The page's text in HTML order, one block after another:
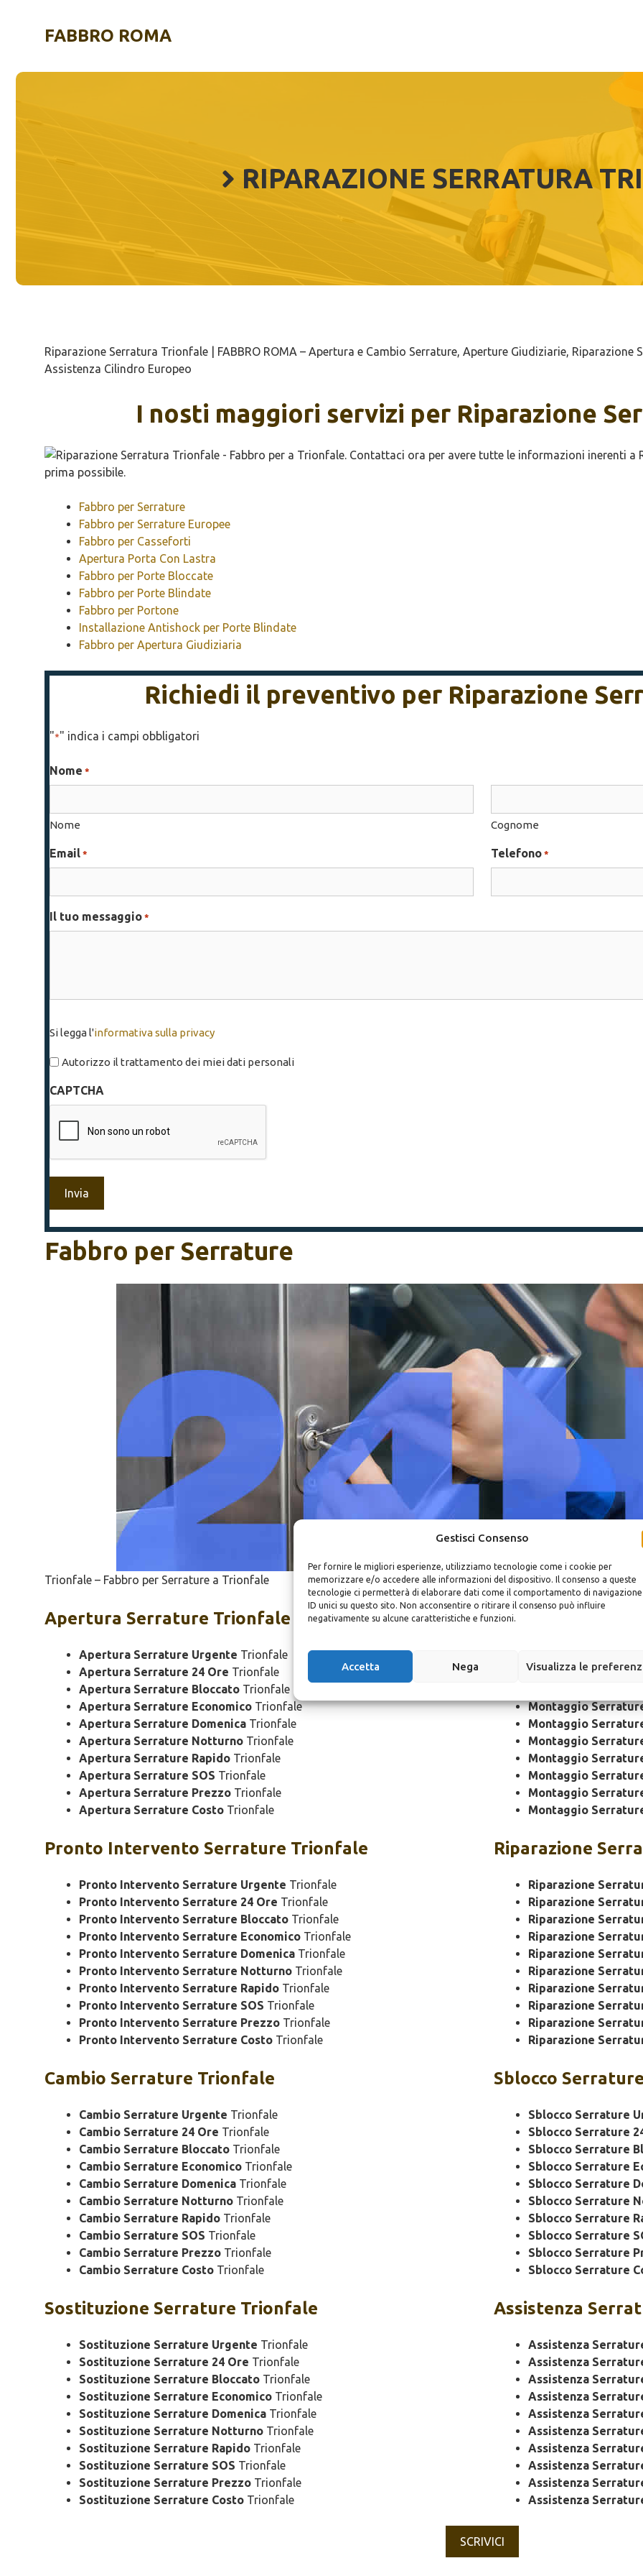
Gestisci Consenso
Per fornire le migliori esperienze, utilizziamo tecnologie come i cookie per
memorizzare e/o accedere alle informazioni del dispositivo. Il consenso a queste
tecnologie ci permetterà di elaborare dati come il comportamento di
ID unici su questo sito. Non acconsentire o ritirare il consenso può influire
negativamente su alcune caratteristiche e funzioni.
Accetta Nega Visualizza le
contenutoFABBRO ROMA
RIPARAZIONE SERRATURA
Riparazione Serratura Trionfale | FABBRO ROMA – Apertura e Cambio Serrature, Aperture Giudiziarie,
Assistenza Cilindro Europeo
I nosti maggiori servizi per Riparazione
Fabbro per Serrature
Fabbro per Serrature Europee
Fabbro per Casseforti
Apertura Porta Con Lastra
Fabbro per Porte Bloccate
Fabbro per Porte Blindate
Fabbro per Portone
Installazione Antishock per Porte Blindate
Fabbro per Apertura Giudiziaria
Richiedi il preventivo per Riparazione
"*" indica i campi obbligatori
Nome *
Nome Cognome
Email * Telefono *
Il tuo messaggio *
legga
l'informativa
privacy
Si legga l'informativa sulla privacy
Autorizzo il trattamento dei miei dati personali
CAPTCHA
Fabbro per Serrature
Trionfale – Fabbro per Serrature a Trionfale
Apertura Serrature Trionfale
Apertura Serrature Urgente Trionfale
Apertura Serrature 24 Ore Trionfale
Apertura Serrature Bloccato Trionfale
Apertura Serrature Economico Trionfale
Apertura Serrature Domenica Trionfale
Apertura Serrature Notturno Trionfale
Apertura Serrature Rapido Trionfale
Apertura Serrature SOS Trionfale
Apertura Serrature Prezzo Trionfale
Apertura Serrature Costo Trionfale
Pronto Intervento Serrature Trionfale
Pronto Intervento Serrature Urgente Trionfale
Pronto Intervento Serrature 24 Ore Trionfale
Pronto Intervento Serrature Bloccato Trionfale
Pronto Intervento Serrature Economico Trionfale
Pronto Intervento Serrature Domenica Trionfale
Pronto Intervento Serrature Notturno Trionfale
Pronto Intervento Serrature Rapido Trionfale
Pronto Intervento Serrature SOS Trionfale
Pronto Intervento Serrature Prezzo Trionfale
Pronto Intervento Serrature Costo Trionfale
Cambio Serrature Trionfale
Cambio Serrature Urgente Trionfale
Cambio Serrature 24 Ore Trionfale
Cambio Serrature Bloccato Trionfale
Cambio Serrature Economico Trionfale
Cambio Serrature Domenica Trionfale
Cambio Serrature Notturno Trionfale
Cambio Serrature Rapido Trionfale
Cambio Serrature SOS Trionfale
Cambio Serrature Prezzo Trionfale
Cambio Serrature Costo Trionfale
Sostituzione Serrature Trionfale
Sostituzione Serrature Urgente Trionfale
Sostituzione Serrature 24 Ore Trionfale
Sostituzione Serrature Bloccato Trionfale
Sostituzione Serrature Economico Trionfale
Sostituzione Serrature Domenica Trionfale
Sostituzione Serrature Notturno Trionfale
Sostituzione Serrature Rapido Trionfale
Sostituzione Serrature SOS Trionfale
Sostituzione Serrature Prezzo Trionfale
Sostituzione Serrature Costo Trionfale
Montaggio
Montaggio
Montaggio
Montaggio
Montaggio
Montaggio
Montaggio
Montaggio
Montaggio
Riparazione
Riparazione
Riparazione
Riparazione
Riparazione
Riparazione
Riparazione
Riparazione
Riparazione
Riparazione
Riparazione
Sblocco
Sblocco Serrature
Sblocco Serrature
Sblocco Serrature
Sblocco Serrature
Sblocco Serrature
Sblocco Serrature
Sblocco Serrature
Sblocco Serrature
Sblocco Serrature
Sblocco Serrature
Assistenza
Assistenza
Assistenza
Assistenza
Assistenza
Assistenza
Assistenza
Assistenza
Assistenza
Assistenza
Assistenza
SCRIVICI